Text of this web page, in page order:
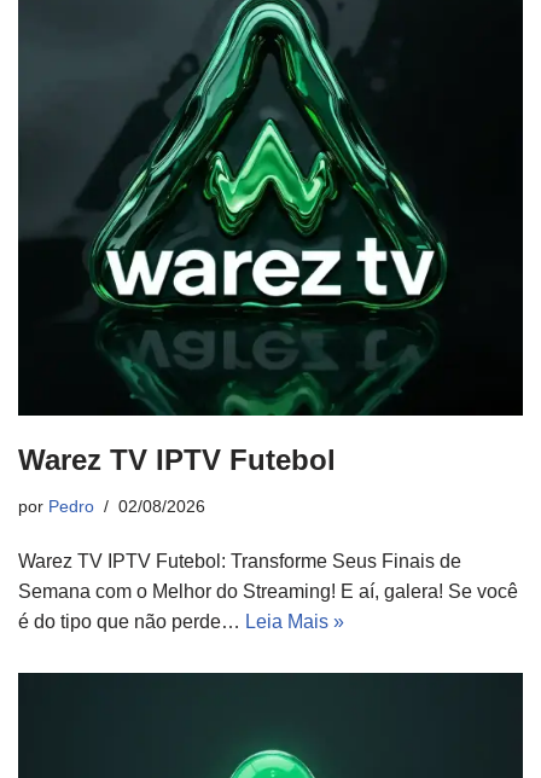
Warez TV IPTV Futebol
por Pedro 02/08/2026
Warez TV IPTV Futebol: Transforme Seus Finais de
Semana com o Melhor do Streaming! E aí, galera! Se você
é do tipo que não perde… Leia Mais »